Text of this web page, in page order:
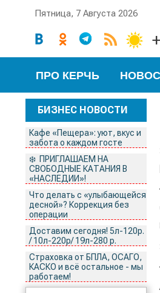
Пятница, 7 Августа 2026
ПРО КЕРЧЬ
БИЗНЕС НОВОСТИ
Кафе «Пещера»: уют, вкус и
забота о каждом госте
❄️ ПРИГЛАШАЕМ НА
СВОБОДНЫЕ КАТАНИЯ В
«НАСЛЕДИИ»!
Что делать с «улыбающейся
десной»? Коррекция без
операции
Доставим сегодня! 5л-120р.
/ 10л-220р/ 19л-280 р.
Страховка от БПЛА, ОСАГО,
КАСКО и всё остальное - мы
работаем!